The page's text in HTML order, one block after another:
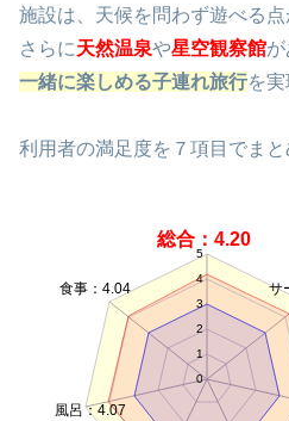
施設は、天候を問わず遊べる点
さらに天然温泉や星空観察館が
一緒に楽しめる子連れ旅行を実
利用者の満足度を７項目でまと
0
1
2
3
4
5
総合：4.20
サ
風呂：4.07
食事：4.04